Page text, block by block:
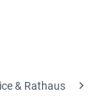
& Rathaus